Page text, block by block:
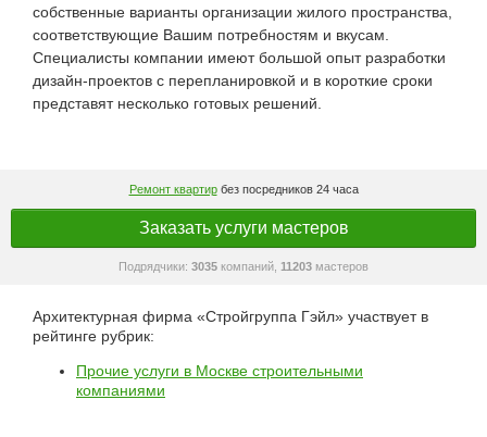
собственные варианты организации жилого пространства,
соответствующие Вашим потребностям и вкусам.
Специалисты компании имеют большой опыт разработки
дизайн-проектов с перепланировкой и в короткие сроки
представят несколько готовых решений.
Ремонт квартирбез посредников 24 часа
Заказать услуги мастеров
Подрядчики: 3035 компаний, 11203 мастеров
Архитектурная фирма «Стройгруппа Гэйл» участвует в
рейтинге рубрик:
Прочие услуги в Москве строительными
компаниями